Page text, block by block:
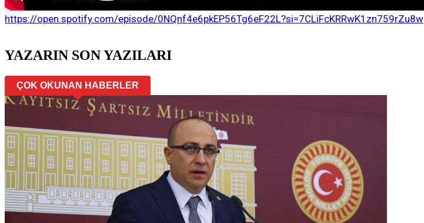
https://open.spotify.com/episode/0NQnf4e6pkEP56Tg6eF22L?si=7CLiFcKRRwK1zn759rZu8w
YAZARIN SON YAZILARI
ÇOK OKUNAN HABERLER